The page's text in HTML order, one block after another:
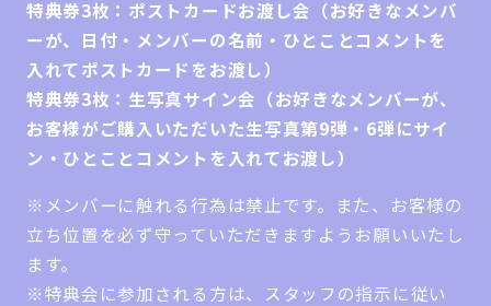
特典券3枚：ポストカードお渡し会（お好きなメンバ
ーが、日付・メンバーの名前・ひとことコメントを
入れてポストカードをお渡し）
特典券3枚：生写真サイン会（お好きなメンバーが、
お客様がご購入いただいた生写真第9弾・6弾にサイ
ン・ひとことコメントを入れてお渡し）
※メンバーに触れる行為は禁止です。また、お客様の
立ち位置を必ず守っていただきますようお願いいたし
ます。
※特典会に参加される方は、スタッフの指示に従い